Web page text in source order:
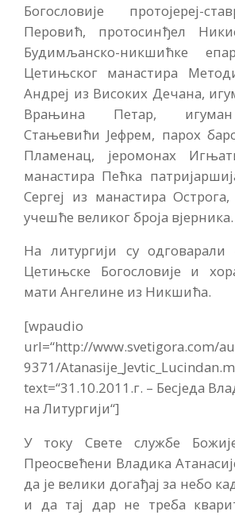
Богословије протојереј-
Перовић, протосинђел
Будимљанско-никшићке
Цетињског манастира
Андреј из Високих Дечана,
Врањина Петар,
Стањевићи Јефрем, парох
Пламенац, јеромонах
манастира Пећка
Сергеј из манастира
учешће великог броја вјерника.
На литургији су
Цетињске Богословије и
мати Ангелине из Никшића.
[wpaudio
url=“http://www.svetigora.com/
9371/
text=“31.10.2011.г. – Бесједа
на Литургији“]
У току Свете службе
Преосвећени Владика
да је велики догађај за небо
и да тај дар не треба